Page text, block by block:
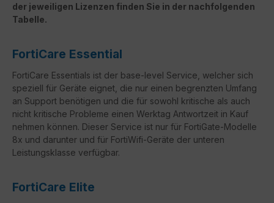
der jeweiligen Lizenzen finden Sie in der nachfolgenden
Tabelle.
FortiCare Essential
FortiCare Essentials ist der base-level Service, welcher sich
speziell für Geräte eignet, die nur einen begrenzten Umfang
an Support benötigen und die für sowohl kritische als auch
nicht kritische Probleme einen Werktag Antwortzeit in Kauf
nehmen können. Dieser Service ist nur für FortiGate-Modelle
8x und darunter und für FortiWifi-Geräte der unteren
Leistungsklasse verfügbar.
FortiCare Elite